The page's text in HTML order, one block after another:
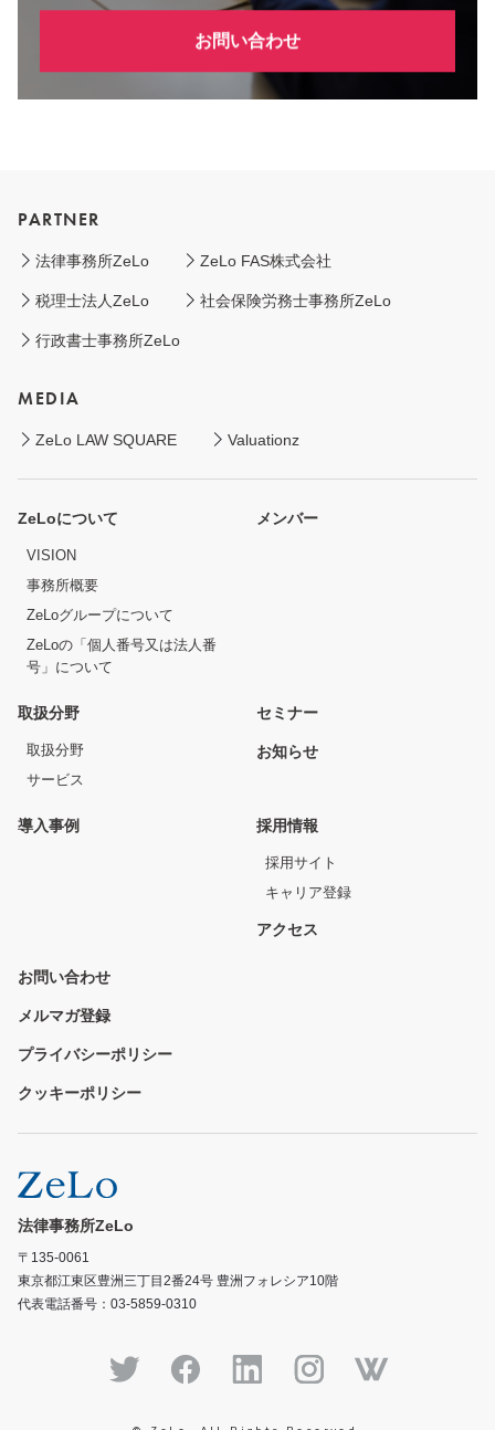
お問い合わせ
PARTNER
法律事務所ZeLo ZeLo FAS株式会社
税理士法人ZeLo 社会保険労務士事務所ZeLo
行政書士事務所ZeLo
MEDIA
ZeLo LAW SQUARE Valuationz
ZeLoについて
VISION
事務所概要
ZeLoグループについて
ZeLoの「個人番号又は法人番
号」について
メンバー
取扱分野
取扱分野
サービス
セミナー
お知らせ
導入事例 採用情報
採用サイト
キャリア登録
アクセス
お問い合わせ
メルマガ登録
プライバシーポリシー
クッキーポリシー
法律事務所ZeLo
〒135-0061
東京都江東区豊洲三丁目2番24号 豊洲フォレシア10階
代表電話番号：03-5859-0310